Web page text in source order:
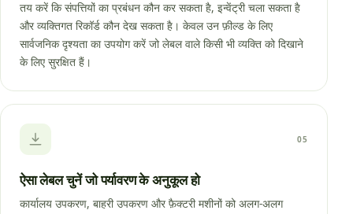
तय करें कि संपत्तियों का प्रबंधन कौन कर सकता है, इन्वेंट्री चला सकता है
और व्यक्तिगत रिकॉर्ड कौन देख सकता है। केवल उन फ़ील्ड के लिए
सार्वजनिक दृश्यता का उपयोग करें जो लेबल वाले किसी भी व्यक्ति को दिखाने
के लिए सुरक्षित हैं।
05
ऐसा लेबल चुनें जो पर्यावरण के अनुकूल हो
कार्यालय उपकरण, बाहरी उपकरण और फ़ैक्टरी मशीनों को अलग-अलग